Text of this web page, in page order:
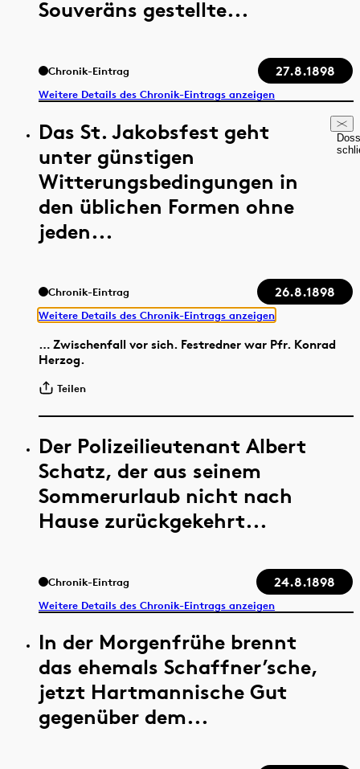
Souveräns gestellte...
Chronik-Eintrag 27.8.1898
Weitere Details des Chronik-Eintrags anzeigen
Das St. Jakobsfest geht
unter günstigen
Witterungsbedingungen in
den üblichen Formen ohne
jeden...
Chronik-Eintrag 26.8.1898
Weitere Details des Chronik-Eintrags anzeigen
… Zwischenfall vor sich. Festredner war Pfr. Konrad
Herzog.
Teilen
Der Polizeilieutenant Albert
Schatz, der aus seinem
Sommerurlaub nicht nach
Hause zurückgekehrt...
Chronik-Eintrag 24.8.1898
Weitere Details des Chronik-Eintrags anzeigen
In der Morgenfrühe brennt
das ehemals Schaffner’sche,
jetzt Hartmannische Gut
gegenüber dem...